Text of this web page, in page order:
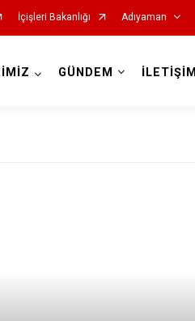
İçişleri Bakanlığı Adıyaman
GÜNDEM İLETİŞİM